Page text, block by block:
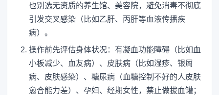
也别选无资质的养生馆、美容院，避免消毒不彻底
引发交叉感染（比如乙肝、丙肝等血液传播疾
病）。
操作前先评估身体状况：有凝血功能障碍（比如血
小板减少、血友病）、皮肤病（比如湿疹、银屑
病、皮肤感染）、糖尿病（血糖控制不好的人皮肤
愈合能力差）、孕妇、经期女性，禁止做拔血罐；